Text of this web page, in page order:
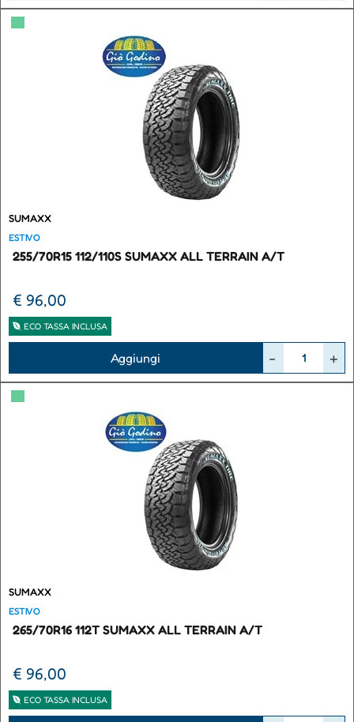
▀
SUMAXX
ESTIVO
255/70R15 112/110S SUMAXX ALL TERRAIN A/T
€ 96,00
ECO TASSA INCLUSA
Aggiungi
▀
SUMAXX
ESTIVO
265/70R16 112T SUMAXX ALL TERRAIN A/T
€ 96,00
ECO TASSA INCLUSA